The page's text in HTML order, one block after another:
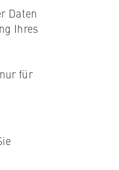
Daten
Ihres
für